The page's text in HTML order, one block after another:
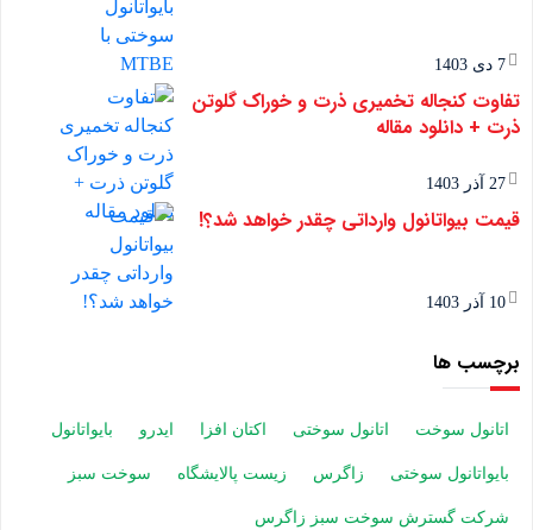
7 دی 1403
تفاوت کنجاله تخمیری ذرت و خوراک گلوتن
ذرت + دانلود مقاله
27 آذر 1403
قیمت بیواتانول وارداتی چقدر خواهد شد؟!
10 آذر 1403
برچسب ها
اتانول سوخت اتانول سوختی اکتان افزا ایدرو بایواتانول
بایواتانول سوختی زاگرس زیست پالایشگاه سوخت سبز
شرکت گسترش سوخت سبز زاگرس